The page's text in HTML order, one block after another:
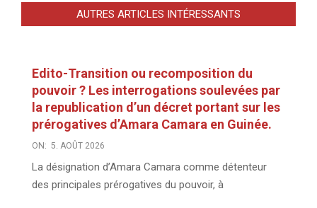
AUTRES ARTICLES INTÉRESSANTS
Edito-Transition ou recomposition du
pouvoir ? Les interrogations soulevées par
la republication d’un décret portant sur les
prérogatives d’Amara Camara en Guinée.
ON: 5. AOÛT 2026
La désignation d’Amara Camara comme détenteur
des principales prérogatives du pouvoir, à